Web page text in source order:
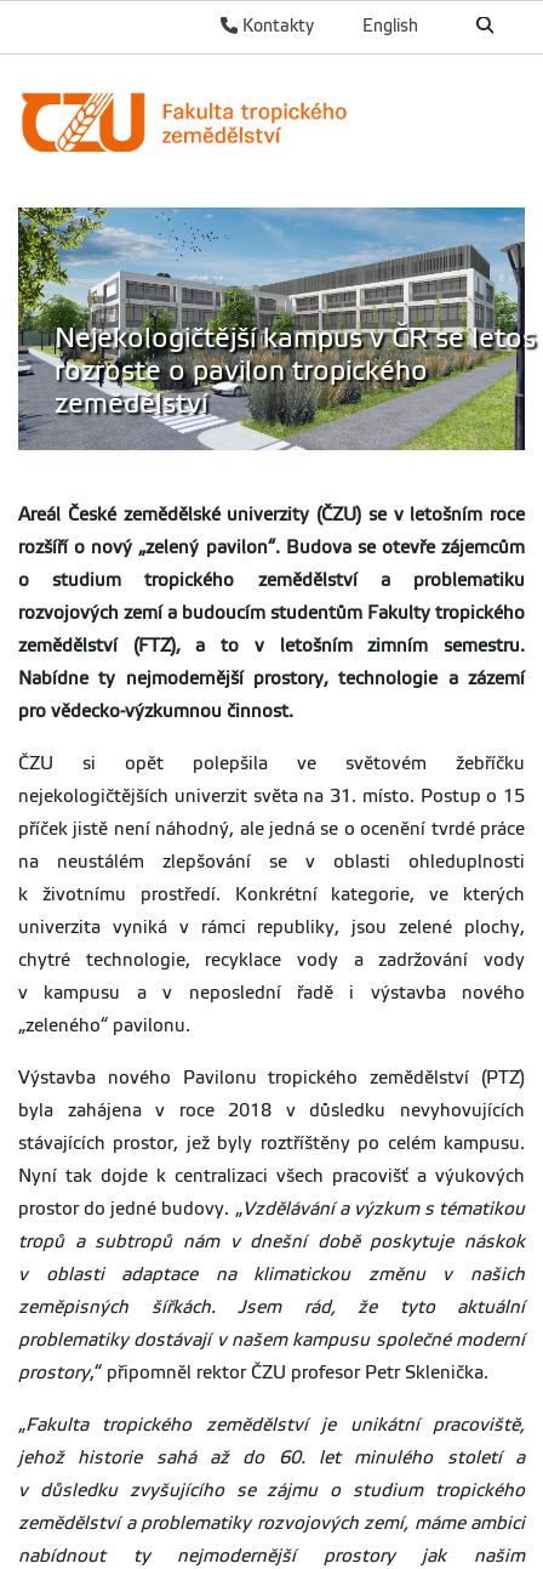
English
Kontakty
Nejekologičtější kampus v ČR se letos
rozroste o pavilon tropického
zemědělství
Areál České zemědělské univerzity (ČZU) se v letošním roce
rozšíří o nový „zelený pavilon“. Budova se otevře zájemcům
o studium tropického zemědělství a problematiku
rozvojových zemí a budoucím studentům Fakulty tropického
zemědělství (FTZ), a to v letošním zimním semestru.
Nabídne ty nejmodernější prostory, technologie a zázemí
pro vědecko-výzkumnou činnost.
ČZU si opět polepšila ve světovém žebříčku
nejekologičtějších univerzit světa na 31. místo. Postup o 15
příček jistě není náhodný, ale jedná se o ocenění tvrdé práce
na neustálém zlepšování se v oblasti ohleduplnosti
k životnímu prostředí. Konkrétní kategorie, ve kterých
univerzita vyniká v rámci republiky, jsou zelené plochy,
chytré technologie, recyklace vody a zadržování vody
v kampusu a v neposlední řadě i výstavba nového
„zeleného“ pavilonu.
Výstavba nového Pavilonu tropického zemědělství (PTZ)
byla zahájena v roce 2018 v důsledku nevyhovujících
stávajících prostor, jež byly roztříštěny po celém kampusu.
Nyní tak dojde k centralizaci všech pracovišť a výukových
prostor do jedné budovy. „Vzdělávání a výzkum s tématikou
tropů a subtropů nám v dnešní době poskytuje náskok
v oblasti adaptace na klimatickou změnu v našich
zeměpisných šířkách. Jsem rád, že tyto aktuální
problematiky dostávají v našem kampusu společné moderní
prostory,“ připomněl rektor ČZU profesor Petr Sklenička.
„Fakulta tropického zemědělství je unikátní pracoviště,
jehož historie sahá až do 60. let minulého století a
v důsledku zvyšujícího se zájmu o studium tropického
zemědělství a problematiky rozvojových zemí, máme ambici
nabídnout ty nejmodernější prostory jak našim